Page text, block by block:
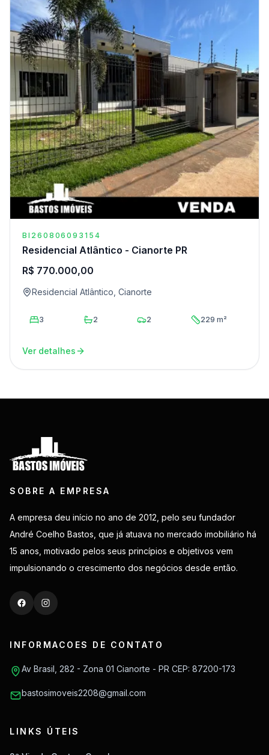
BI260806093154
Residencial Atlântico - Cianorte PR
R$ 770.000,00
Residencial Atlântico, Cianorte
3 2 2 229 m²
Ver detalhes
SOBRE A EMPRESA
A empresa deu início no ano de 2012, pelo seu fundador
André Coelho Bastos, que já atuava no mercado imobiliário há
15 anos, motivado pelos seus princípios e objetivos vem
impulsionando o crescimento dos negócios desde então.
INFORMACOES DE CONTATO
Av Brasil, 282 - Zona 01 Cianorte - PR CEP: 87200-173
bastosimoveis2208@gmail.com
LINKS ÚTEIS